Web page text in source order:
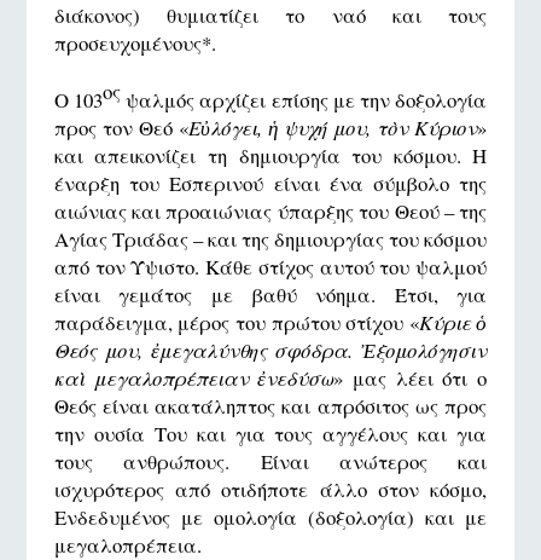
διάκονος) θυμιατίζει το ναό και τους
προσευχομένους*.
Ο 103οςψαλμός αρχίζει επίσης με την δοξολογία
προς τον Θεό «Εὐλόγει, ἡ ψυχή μου, τὸν Κύριον»
και απεικονίζει τη δημιουργία του κόσμου. Η
έναρξη του Εσπερινού είναι ένα σύμβολο της
αιώνιας και προαιώνιας ύπαρξης του Θεού – της
Αγίας Τριάδας – και της δημιουργίας του κόσμου
από τον Ύψιστο. Κάθε στίχος αυτού του ψαλμού
είναι γεμάτος με βαθύ νόημα. Έτσι, για
παράδειγμα, μέρος του πρώτου στίχου «Κύριε ὁ
Θεός μου, ἐμεγαλύνθης σφόδρα. Ἐξομολόγησιν
καὶ μεγαλοπρέπειαν ἐνεδύσω» μας λέει ότι ο
Θεός είναι ακατάληπτος και απρόσιτος ως προς
την ουσία Του και για τους αγγέλους και για
τους ανθρώπους. Είναι ανώτερος και
ισχυρότερος από οτιδήποτε άλλο στον κόσμο,
Ενδεδυμένος με ομολογία (δοξολογία) και με
μεγαλοπρέπεια.